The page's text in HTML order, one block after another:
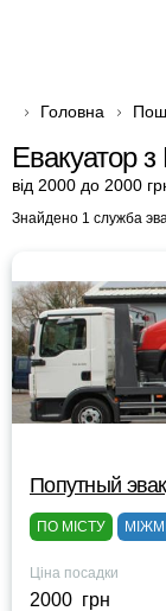
Головна
Евакуатор
від 2000 до 2000
Знайдено 1 служба
Попутный
ПО МІСТУ
Ціна посадки
2000 грн